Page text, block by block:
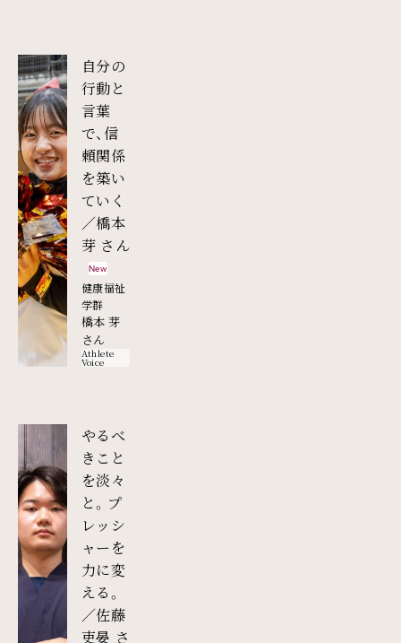
自分の
行動と
言葉
で、信
頼関係
を築い
ていく
／橋本
芽 さん外部リンク
New
健康福祉
学群
橋本 芽
さん
Athlete
Voice
やるべ
きこと
を淡々
と。プ
レッシ
ャーを
力に変
える。
／佐藤
吏晏 さ